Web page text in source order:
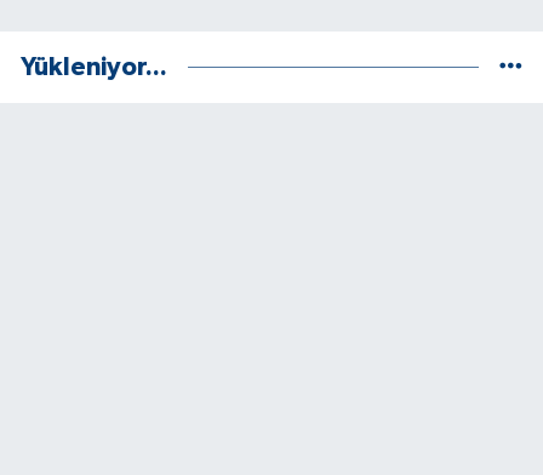
Yükleniyor...